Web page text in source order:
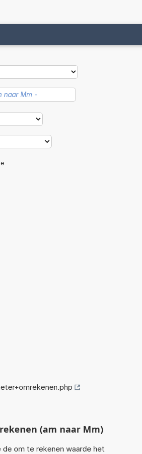
(am naar Mm)
om te rekenen waarde het